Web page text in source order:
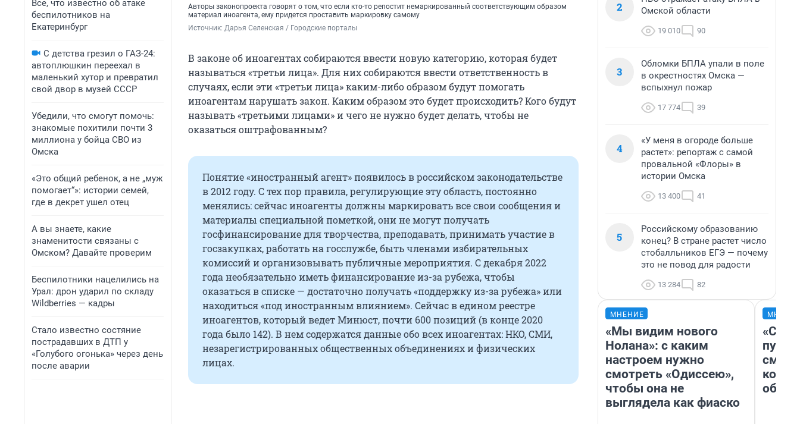
Все, что известно об атаке
беспилотников на
Екатеринбург
С детства грезил о ГАЗ-24:
автоплюшкин переехал в
маленький хутор и превратил
свой двор в музей СССР
Убедили, что смогут помочь:
знакомые похитили почти 3
миллиона у бойца СВО из
Омска
«Это общий ребенок, а не „муж
помогает“»: истории семей,
где в декрет ушел отец
А вы знаете, какие
знаменитости связаны с
Омском? Давайте проверим
Беспилотники нацелились на
Урал: дрон ударил по складу
Wildberries — кадры
Стало известно состяние
пострадавших в ДТП у
«Голубого огонька» через день
после аварии
Авторы законопроекта говорят о том, что если кто-то репостит немаркированный соответствующим образом
материал иноагента, ему придется проставить маркировку самому
Источник: Дарья Селенская / Городские порталы
В законе об иноагентах собираются ввести новую категорию, которая будет
называться «третьи лица». Для них собираются ввести ответственность в
случаях, если эти «третьи лица» каким-либо образом будут помогать
иноагентам нарушать закон. Каким образом это будет происходить? Кого будут
называть «третьими лицами» и чего не нужно будет делать, чтобы не
оказаться оштрафованным?
Понятие «иностранный агент» появилось в российском законодательстве
в 2012 году. С тех пор правила, регулирующие эту область, постоянно
менялись: сейчас иноагенты должны маркировать все свои сообщения и
материалы специальной пометкой, они не могут получать
госфинансирование для творчества, преподавать, принимать участие в
госзакупках, работать на госслужбе, быть членами избирательных
комиссий и организовывать публичные мероприятия. С декабря 2022
года необязательно иметь финансирование из-за рубежа, чтобы
оказаться в списке — достаточно получать «поддержку из-за рубежа» или
находиться «под иностранным влиянием». Сейчас в едином реестре
иноагентов, который ведет Минюст, почти 600 позиций (в конце 2020
года было 142). В нем содержатся данные обо всех иноагентах: НКО, СМИ,
незарегистрированных общественных объединениях и физических
лицах.
2
Омской области
19 010 90
3
Обломки БПЛА упали в поле
в окрестностях Омска —
вспыхнул пожар
17 774 39
4
«У меня в огороде больше
растет»: репортаж с самой
провальной «Флоры» в
истории Омска
13 400 41
5
Российскому образованию
конец? В стране растет число
стобалльников ЕГЭ — почему
это не повод для радости
13 284 82
МНЕНИЕ
«Мы видим нового
Нолана»: с каким
настроем нужно
смотреть «Одиссею»,
чтобы она не
выглядела как фиаско